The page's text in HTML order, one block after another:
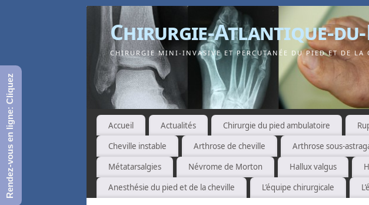
Chirurgie-Atlantique-du-
CHIRURGIE MINI-INVASIVE ET PERCUTANÉE DU PIED ET DE LA
Accueil Actualités Chirurgie du pied ambulatoire
Cheville instable
Arthrose de cheville Arthrose sous-
Métatarsalgies
Névrome de Morton Hallux valgus
Anesthésie du pied et de la cheville
L’équipe chirurgicale
Rendez-vous en ligne: Cliquez